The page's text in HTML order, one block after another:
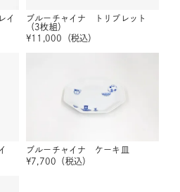
イ
ブルーチャイナ トリプレット
（3枚組）
¥11,000 （税込）
ブルーチャイナ ケーキ皿
¥7,700 （税込）